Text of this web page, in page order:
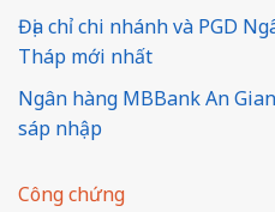
Địa chỉ chi nhánh và PGD
Tháp mới nhất
Ngân hàng MBBank An
sáp nhập
Công chứng